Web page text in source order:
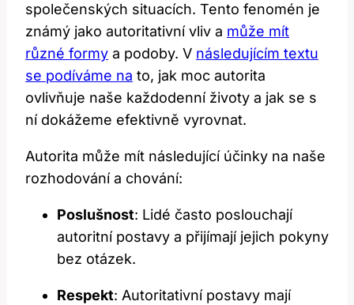
společenských situacích. Tento fenomén je
známý jako autoritativní vliv a může mít
různé formy a podoby. V následujícím textu
se podíváme na to, jak moc autorita
ovlivňuje naše každodenní životy a jak se s
ní dokážeme efektivně vyrovnat.
Autorita může mít následující účinky na naše
rozhodování a chování:
Poslušnost: Lidé často poslouchají
autoritní postavy a přijímají jejich pokyny
bez otázek.
Respekt: Autoritativní postavy mají